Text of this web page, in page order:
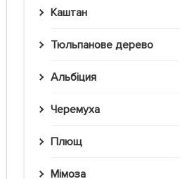
Каштан
Тюльпанове дерево
Альбіция
Черемуха
Плющ
Мімоза